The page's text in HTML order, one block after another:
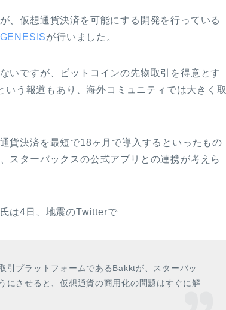
、仮想通貨決済を可能にする開発を行っている
が行いました。
いですが、ビットコインの先物取引を得意とす
う報道もあり、海外コミュニティでは大きく取
貨決済を最短で18ヶ月で導入するといったもの
スターバックスの公式アプリとの連携が考えら
は4日、地震のTwitterで
引プラットフォームであるBakktが、スターバッ
にさせると、仮想通貨の商用化の問題はすぐに解